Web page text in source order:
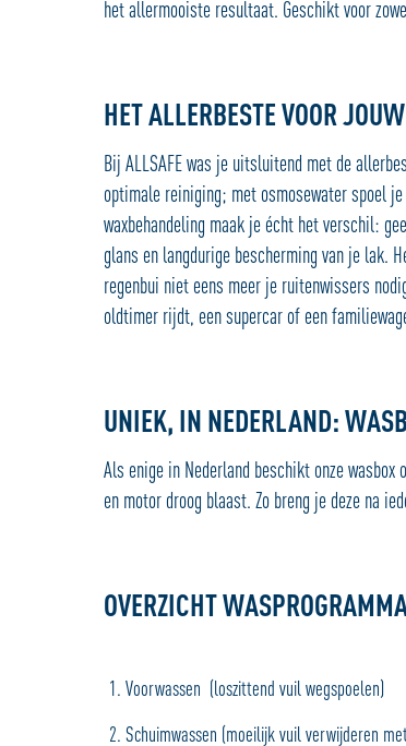
het allermooiste resultaat. Geschikt voor
HET ALLERBESTE VOOR
Bij ALLSAFE was je uitsluitend met de
optimale reiniging; met osmosewater spoel
waxbehandeling maak je écht het verschil:
glans en langdurige bescherming van je lak.
regenbui niet eens meer je ruitenwissers
oldtimer rijdt, een supercar of een
UNIEK, IN NEDERLAND:
Als enige in Nederland beschikt onze wasbox
en motor droog blaast. Zo breng je deze na
OVERZICHT
Voorwassen (loszittend vuil wegspoelen)
Schuimwassen (moeilijk vuil verwijderen